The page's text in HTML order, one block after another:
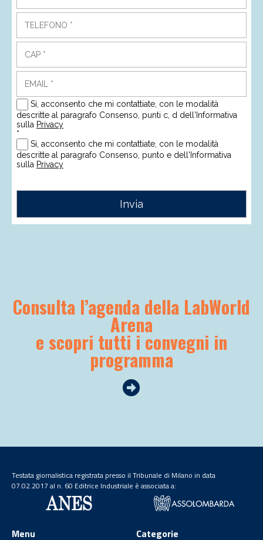
Consulta l’agenda della LabWorld
Arena
e scopri tutti i convegni in
programma
Testata giornalistica registrata presso il Tribunale di Milano in data
07.02.2017 al n. 60 Editrice Industriale è associata a:
Menu Categorie